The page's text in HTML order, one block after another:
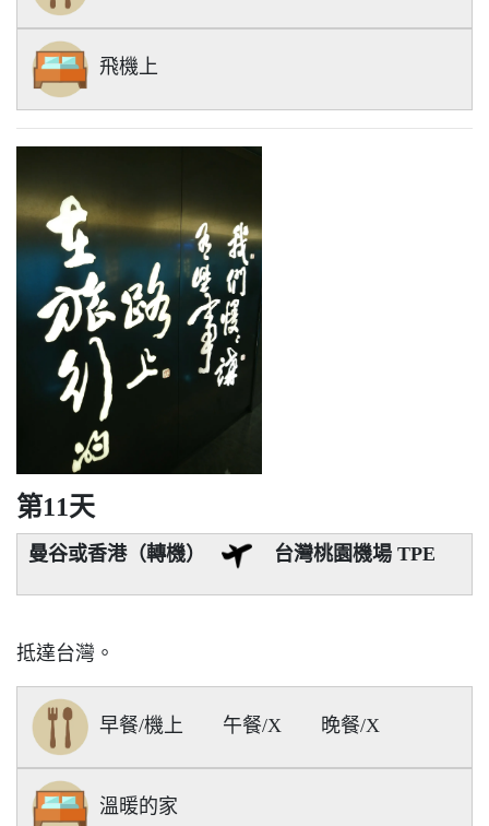
飛機上
第11天
曼谷或香港（轉機） 台灣桃園機場 TPE
抵達台灣。
早餐/機上 午餐/X 晚餐/X
溫暖的家